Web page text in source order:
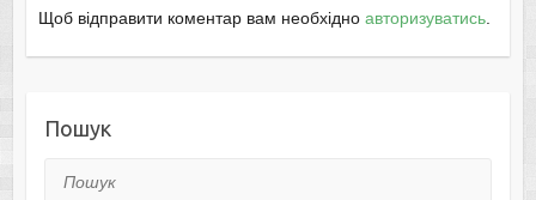
Щоб відправити коментар вам необхідно авторизуватись.
Пошук
Пошук